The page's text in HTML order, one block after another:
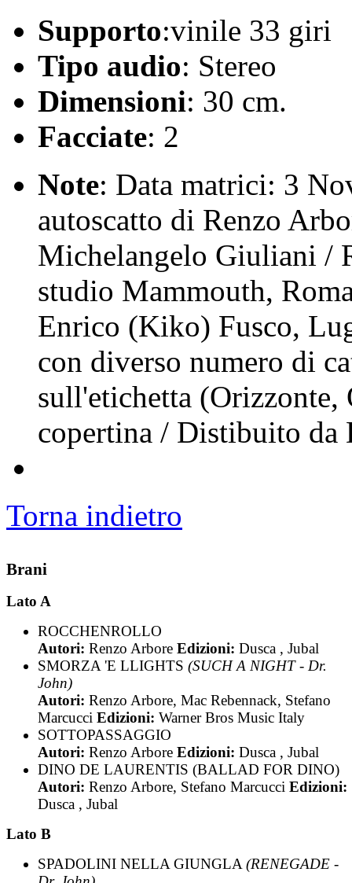
Supporto:vinile 33 giri
Tipo audio: Stereo
Dimensioni: 30 cm.
Facciate: 2
Note: Data matrici: 3
autoscatto di Renzo
Michelangelo Giuliani /
studio Mammouth,
Enrico (Kiko) Fusco,
con diverso numero di
sull'etichetta
copertina / Distibuito
Torna indietro
Brani
Lato A
ROCCHENROLLO
Autori: Renzo Arbore Edizioni: Dusca , Jubal
SMORZA 'E LLIGHTS (SUCH A NIGHT - Dr.
John)
Autori: Renzo Arbore, Mac Rebennack, Stefano
Marcucci Edizioni: Warner Bros Music Italy
SOTTOPASSAGGIO
Autori: Renzo Arbore Edizioni: Dusca , Jubal
DINO DE LAURENTIS (BALLAD FOR DINO)
Autori: Renzo Arbore, Stefano Marcucci Edizioni:
Dusca , Jubal
Lato B
SPADOLINI NELLA GIUNGLA(RENEGADE -